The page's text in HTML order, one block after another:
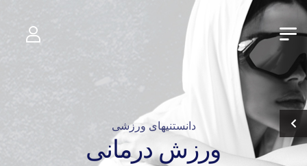
دانستنیهای ورزشی
ورزش درمانی